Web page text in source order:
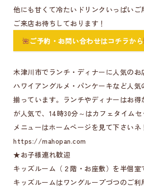
他にも甘くて冷たいドリンクいっぱいご
ご来店お待ちしております！
🌺ご予約・お問い合わせはコチラから
木津川市でランチ・ディナーに人気のお
ハワイアングルメ・パンケーキなど人気
揃っています。ランチやディナーはお得
が人気で、14時30分～はカフェタイムセ
メニューはホームページを見て下さいネ
https://mahopan.com
★お子様連れ歓迎
キッズルーム（２階・お座敷）を半個室
キッズルームはワングループづつのご利